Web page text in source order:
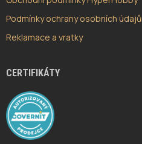
Podmínky ochrany osobních údajů
Reklamace a vratky
CERTIFIKÁTY